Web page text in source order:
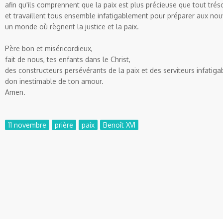
afin qu'ils comprennent que la paix est plus précieuse que tout
et travaillent tous ensemble infatigablement pour préparer aux
un monde où règnent la justice et la paix.
Père bon et miséricordieux,
fait de nous, tes enfants dans le Christ,
des constructeurs persévérants de la paix et des serviteurs
don inestimable de ton amour.
Amen.
11 novembre prière paix Benoît XVI